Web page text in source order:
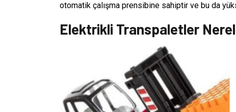
otomatik çalışma prensibine sahiptir ve bu da
Elektrikli Transpaletler